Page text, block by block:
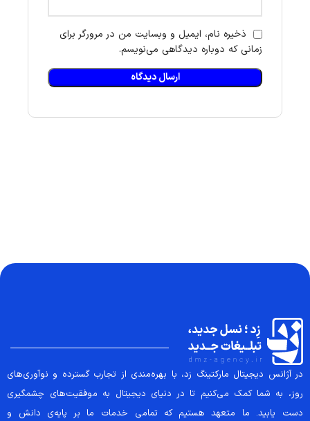
ذخیره نام، ایمیل و وبسایت من در مرورگر برای
زمانی که دوباره دیدگاهی می‌نویسم.
در آژانس دیجیتال مارکتینگ زد، با بهره‌مندی از تجارب گسترده و نوآوری‌های
روز، به شما کمک می‌کنیم تا در دنیای دیجیتال به موفقیت‌های چشمگیری
دست یابید. ما متعهد هستیم که تمامی خدمات ما بر پایه‌ی دانش و